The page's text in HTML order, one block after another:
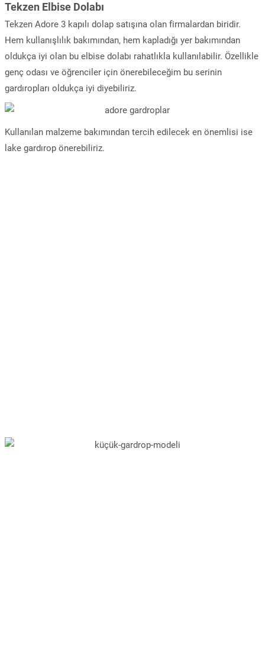
Tekzen Elbise Dolabı
Tekzen Adore 3 kapılı dolap satışına olan firmalardan biridir.
Hem kullanışlılık bakımından, hem kapladığı yer bakımından
oldukça iyi olan bu elbise dolabı rahatlıkla kullanılabilir. Özellikle
genç odası ve öğrenciler için önerebileceğim bu serinin
gardıropları oldukça iyi diyebiliriz.
Kullanılan malzeme bakımından tercih edilecek en önemlisi ise
lake gardırop önerebiliriz.